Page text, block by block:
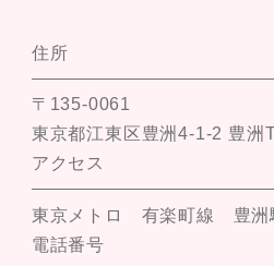
住所
〒135-0061
東京都江東区豊洲4-1-2 豊洲
アクセス
東京メトロ 有楽町線 豊洲
電話番号